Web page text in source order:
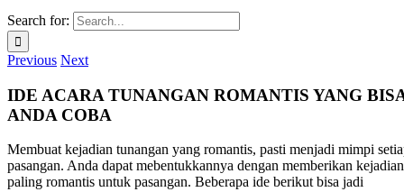
Search for:
Previous Next
IDE ACARA TUNANGAN ROMANTIS YANG
ANDA COBA
Membuat kejadian tunangan yang romantis, pasti menjadi mimpi
pasangan. Anda dapat mebentukkannya dengan memberikan kejadian
paling romantis untuk pasangan. Beberapa ide berikut bisa jadi